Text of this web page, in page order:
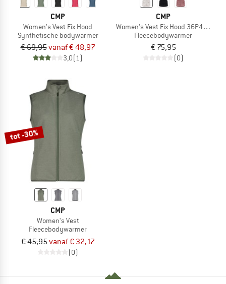
CMP
Women's Vest Fix Hood
Synthetische bodywarmer
€ 69,95vanaf € 48,97
3,0(1)
CMP
Women's Vest Fix Hood 36P4566
Fleecebodywarmer
€ 75,95
(0)
tot -30%
CMP
Women's Vest
Fleecebodywarmer
€ 45,95vanaf € 32,17
(0)